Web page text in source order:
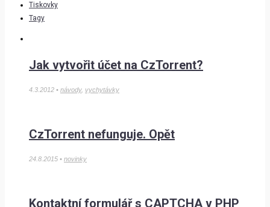
Tiskovky
Tagy
Jak vytvořit účet na CzTorrent?
4.3.2012 • návody, vychytávky
CzTorrent nefunguje. Opět
24.8.2015 • novinky
Kontaktní formulář s CAPTCHA v PHP